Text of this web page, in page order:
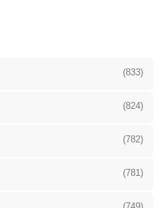
(833)
(824)
(782)
(781)
(749)